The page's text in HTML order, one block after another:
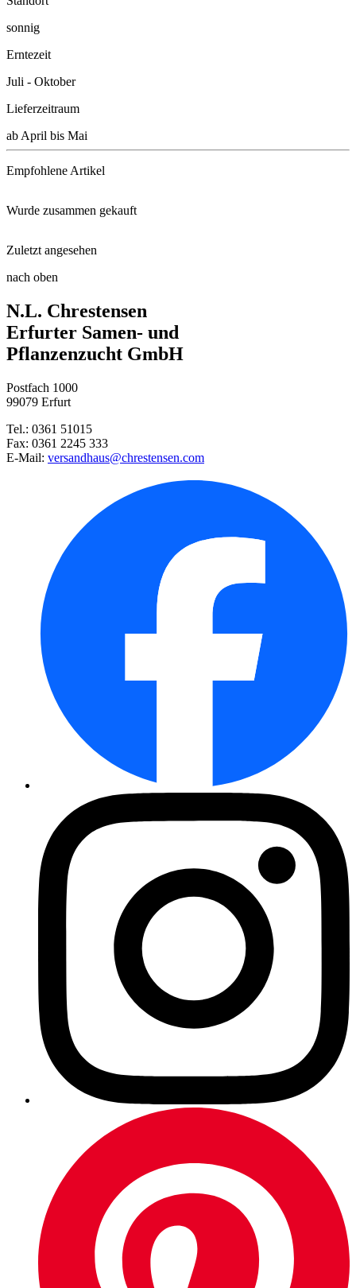
sonnig
Erntezeit
Juli - Oktober
Lieferzeitraum
ab April bis Mai
Empfohlene Artikel
Tomaten-Vliesschlauch Supergro ...
Wurde zusammen gekauft
Gemüse-Sortiment
Tomate Ochsenherz (unveredelt) ...
Gemüsepaprika Yolo Wonder (unv ...
Cocktailtomate Indigo Rose (un ...
Hausgurke Euphya, F1 (veredelt ...
Mexikanische Minigurke
Steckzwiebel Stuttgarter Riese ...
Mini-Aubergine
Zuletzt angesehen
Tomaten-Sortiment
nach oben
N.L. Chrestensen
Erfurter Samen- und
Pflanzenzucht GmbH
Postfach 1000
99079 Erfurt
Tel.: 0361 51015
Fax: 0361 2245 333
E-Mail: versandhaus@chrestensen.com